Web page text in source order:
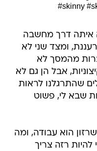
#skinny
איתה דרך מחשבה
ומצד שני לא
מהמסך לא
אבל הן גם לא
שהתרגלנו לראות
שבא לי, פשוט
הוא עבודה, ומה
להיות רזה צריך